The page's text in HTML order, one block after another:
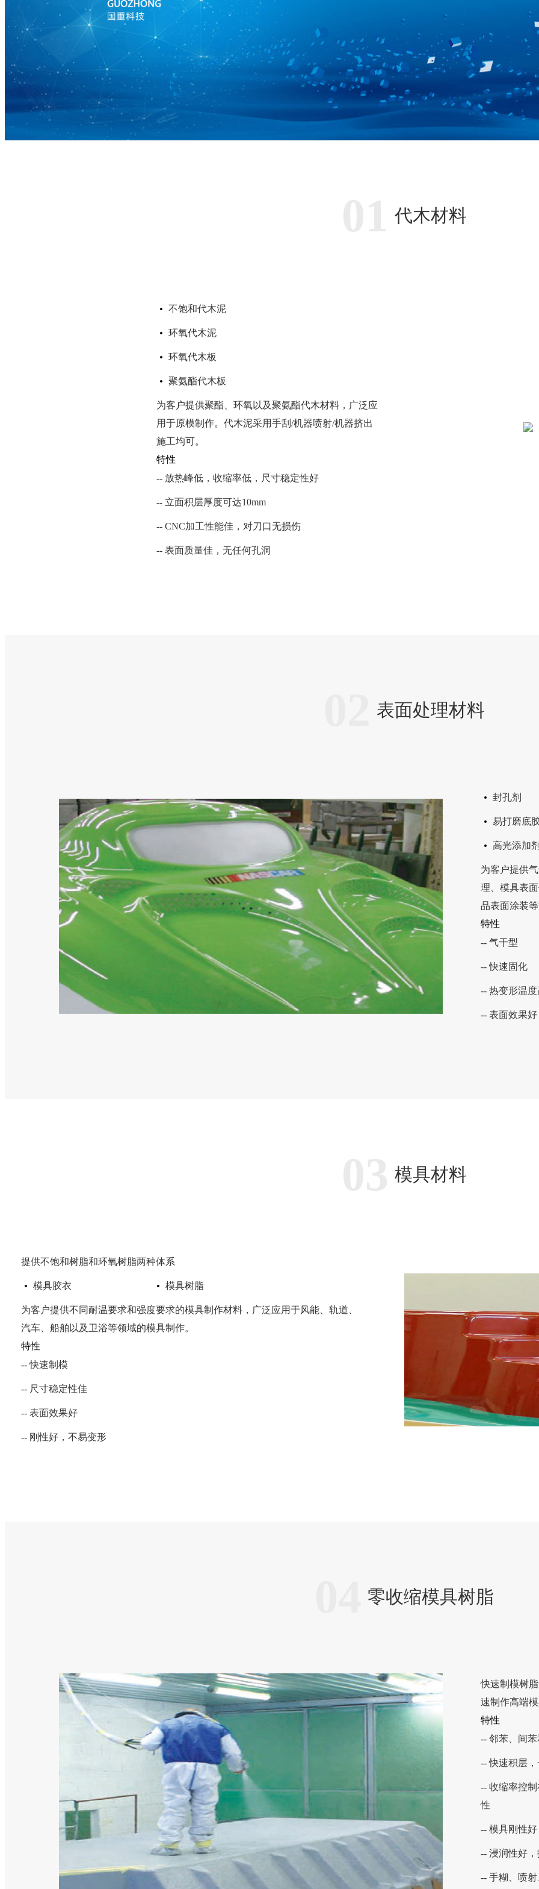
代木材料
不饱和代木泥
环氧代木泥
环氧代木板
聚氨酯代木板
为客户提供聚酯、环氧以及聚氨酯代木材料，广泛应
用于原模制作。代木泥采用手刮/机器喷射/机器挤出
施工均可。
特性
-- 放热峰低，收缩率低，尺寸稳定性好
-- 立面积层厚度可达10mm
-- CNC加工性能佳，对刀口无损伤
-- 表面质量佳，无任何孔洞
表面处理材料
封孔剂
易打磨底
高光添加
为客户提供
理、模具表
品表面涂装
特性
-- 气干型
-- 快速固化
-- 热变形温
-- 表面效果好
模具材料
提供不饱和树脂和环氧树脂两种体系
模具胶衣 模具树脂
为客户提供不同耐温要求和强度要求的模具制作材料，广泛应用于风能、轨道、
汽车、船舶以及卫浴等领域的模具制作。
特性
-- 快速制模
-- 尺寸稳定性佳
-- 表面效果好
-- 刚性好，不易变形
零收缩模具树脂
快速制模树
速制作高端
特性
-- 邻苯、间
-- 快速积层
-- 收缩率控
性
-- 模具刚性
-- 浸润性好
-- 手糊、喷